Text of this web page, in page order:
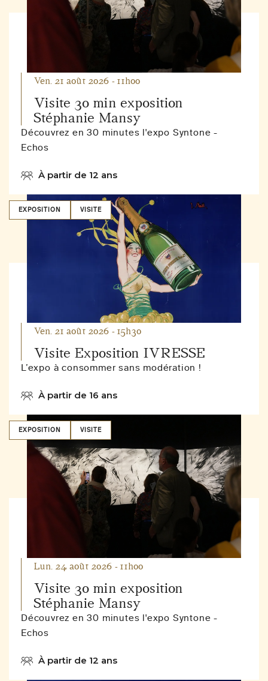
Visite 30 min exposition
Stéphanie Mansy
Ven. 21 août 2026 - 11h00
Découvrez en 30 minutes l'expo Syntone -
Echos
À partir de 12 ans
Visite Exposition IVRESSE
Ven. 21 août 2026 - 15h30
L’expo à consommer sans modération !
À partir de 16 ans
EXPOSITION VISITE
Visite 30 min exposition
Stéphanie Mansy
Lun. 24 août 2026 - 11h00
Découvrez en 30 minutes l'expo Syntone -
Echos
À partir de 12 ans
EXPOSITION VISITE